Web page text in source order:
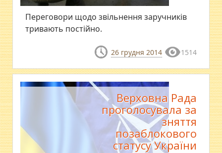
Переговори щодо звільнення заручників
тривають постійно.
26 грудня 2014 1514
Верховна Рада
проголосувала за
зняття
позаблокового
статусу України